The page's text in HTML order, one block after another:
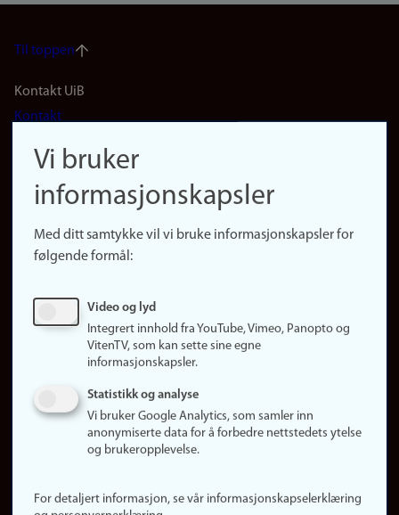
Til toppen
Footer
(no)
Kontakt UiB
Kontakt
Finn forsker
Presse
Finn studier
Ledige stillinger
Om nettstedet
Informasjonskapsler
Vi bruker
informasjonskapsler
Med ditt samtykke vil vi bruke informasjonskapsler for
følgende formål:
Video og lyd
Integrert innhold fra YouTube, Vimeo, Panopto og
VitenTV, som kan sette sine egne
informasjonskapsler.
Statistikk og analyse
Vi bruker Google Analytics, som samler inn
anonymiserte data for å forbedre nettstedets ytelse
og brukeropplevelse.
For detaljert informasjon, se vår informasjonskapselerklæring